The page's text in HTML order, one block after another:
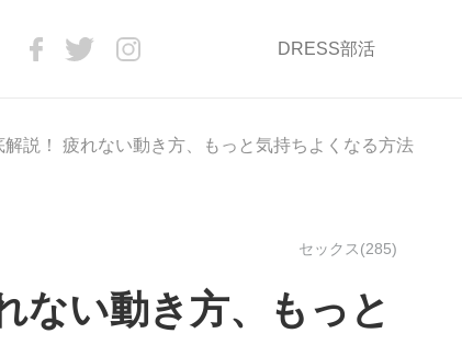
DRESS部活
解説！ 疲れない動き方、もっと気持ちよくなる方法
セックス(285)
ない動き方、もっと